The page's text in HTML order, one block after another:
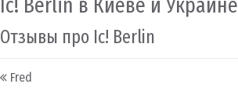
Отзывы про Ic! Berlin
Post navigation
Fred